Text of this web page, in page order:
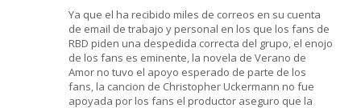
Ya que el ha recibido miles de correos en su cuenta
de email de trabajo y personal en los que los fans de
RBD piden una despedida correcta del grupo, el enojo
de los fans es eminente, la novela de Verano de
Amor no tuvo el apoyo esperado de parte de los
fans, la cancion de Christopher Uckermann no fue
apoyada por los fans el productor aseguro que la